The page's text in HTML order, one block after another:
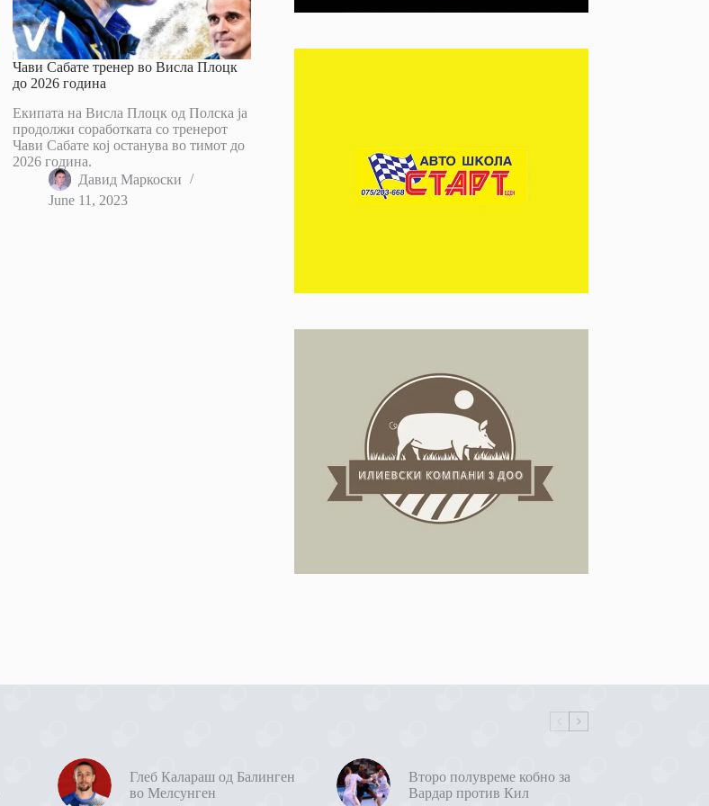
Чави Сабате тренер во Висла Плоцк
до 2026 година
Екипата на Висла Плоцк од Полска ја
продолжи соработката со тренерот
Чави Сабате кој останува во тимот до
2026 година.
Давид Маркоски
June 11, 2023
Глеб Калараш од Балинген
во Мелсунген
Второ полувреме кобно за
Вардар против Кил